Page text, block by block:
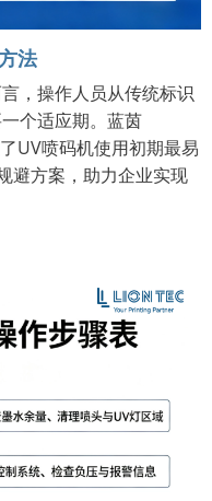
法
，操作人员从传统标识
个适应期。蓝茵
UV喷码机使用初期最易
避方案，助力企业实现